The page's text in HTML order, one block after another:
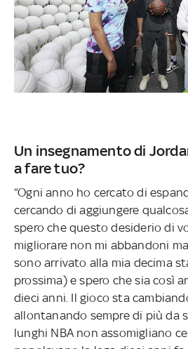
Un insegnamento di
a fare tuo?
“Ogni anno ho cercato di
cercando di aggiungere
spero che questo desiderio di
migliorare non mi abbandoni
sono arrivato alla mia decima
prossima) e spero che sia così
dieci anni. Il gioco sta
allontanando sempre di più da
lunghi NBA non assomigliano